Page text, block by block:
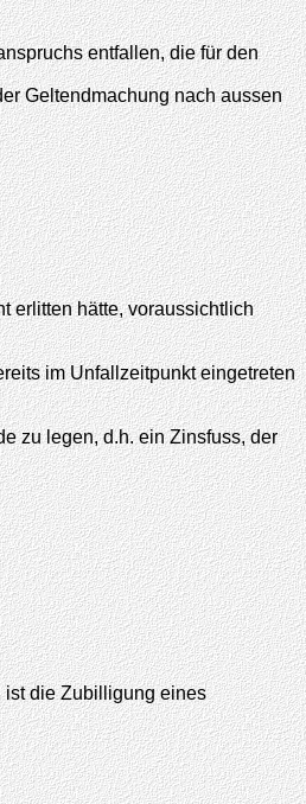
entfallen, die für den
Geltendmachung nach aussen
erlitten hätte, voraussichtlich
im Unfallzeitpunkt eingetreten
zu legen, d.h. ein Zinsfuss, der
ist die Zubilligung eines